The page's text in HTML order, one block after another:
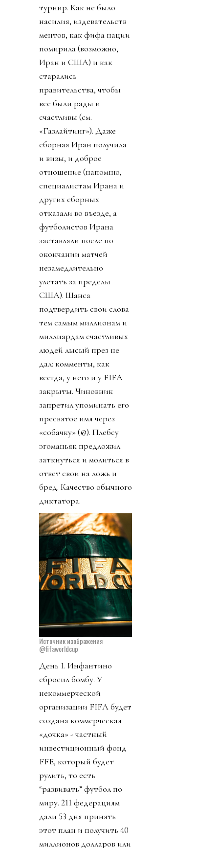
турнир. Как не было
насилия, издевательств
ментов, как фифа нации
помирила (возможно,
Иран и США) и как
старались
правительства, чтобы
все были рады и
счастливы (см.
«Газлайтинг»). Даже
сборная Иран получила
и визы, и доброе
отношение (напомню,
специалистам Ирана и
других сборных
отказали во въезде, а
футболистов Ирана
заставляли после по
окончании матчей
незамедлительно
улетать за пределы
США). Шанса
подтвердить свои слова
тем самым миллионам и
миллиардам счастливых
людей лысый през не
дал: комменты, как
всегда, у него и у FIFA
закрыты. Чиновник
запретил упоминать его
пресвятое имя через
«собачку» (@). Плебсу
эгоманьяк предложил
заткнуться и молиться в
ответ свои на ложь и
бред. Качество обычного
диктатора.
Источник изображения
@fifaworldcup
День 1. Инфантино
сбросил бомбу. У
некоммерческой
организации FIFA будет
создана коммерческая
«дочка» - частный
инвестиционный фонд
FFE, который будет
рулить, то есть
“развивать” футбол по
миру. 211 федерациям
дали 53 дня принять
этот план и получить 40
миллионов долларов или